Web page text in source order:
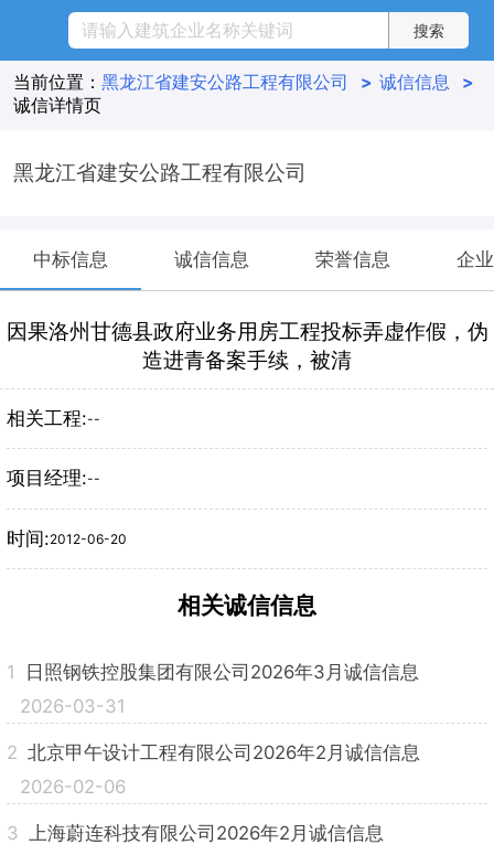
当前位置： 黑龙江省建安公路工程有限公司 > 诚信信息
>
诚信详情页
黑龙江省建安公路工程有限公司
中标信息 诚信信息 荣誉信息 企
因果洛州甘德县政府业务用房工程投标弄虚作假，伪
造进青备案手续，被清
相关工程:--
项目经理:--
时间:2012-06-20
相关诚信信息
1
日照钢铁控股集团有限公司2026年3月诚信信息
2026-03-31
2 北京甲午设计工程有限公司2026年2月诚信信息
2026-02-06
3 上海蔚连科技有限公司2026年2月诚信信息